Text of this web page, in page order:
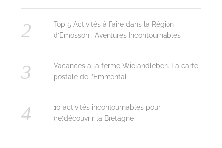
Top 5 Activités à Faire dans la Région
d’Emosson : Aventures Incontournables
Vacances à la ferme Wielandleben. La carte
postale de l’Emmental
10 activités incontournables pour
(re)découvrir la Bretagne